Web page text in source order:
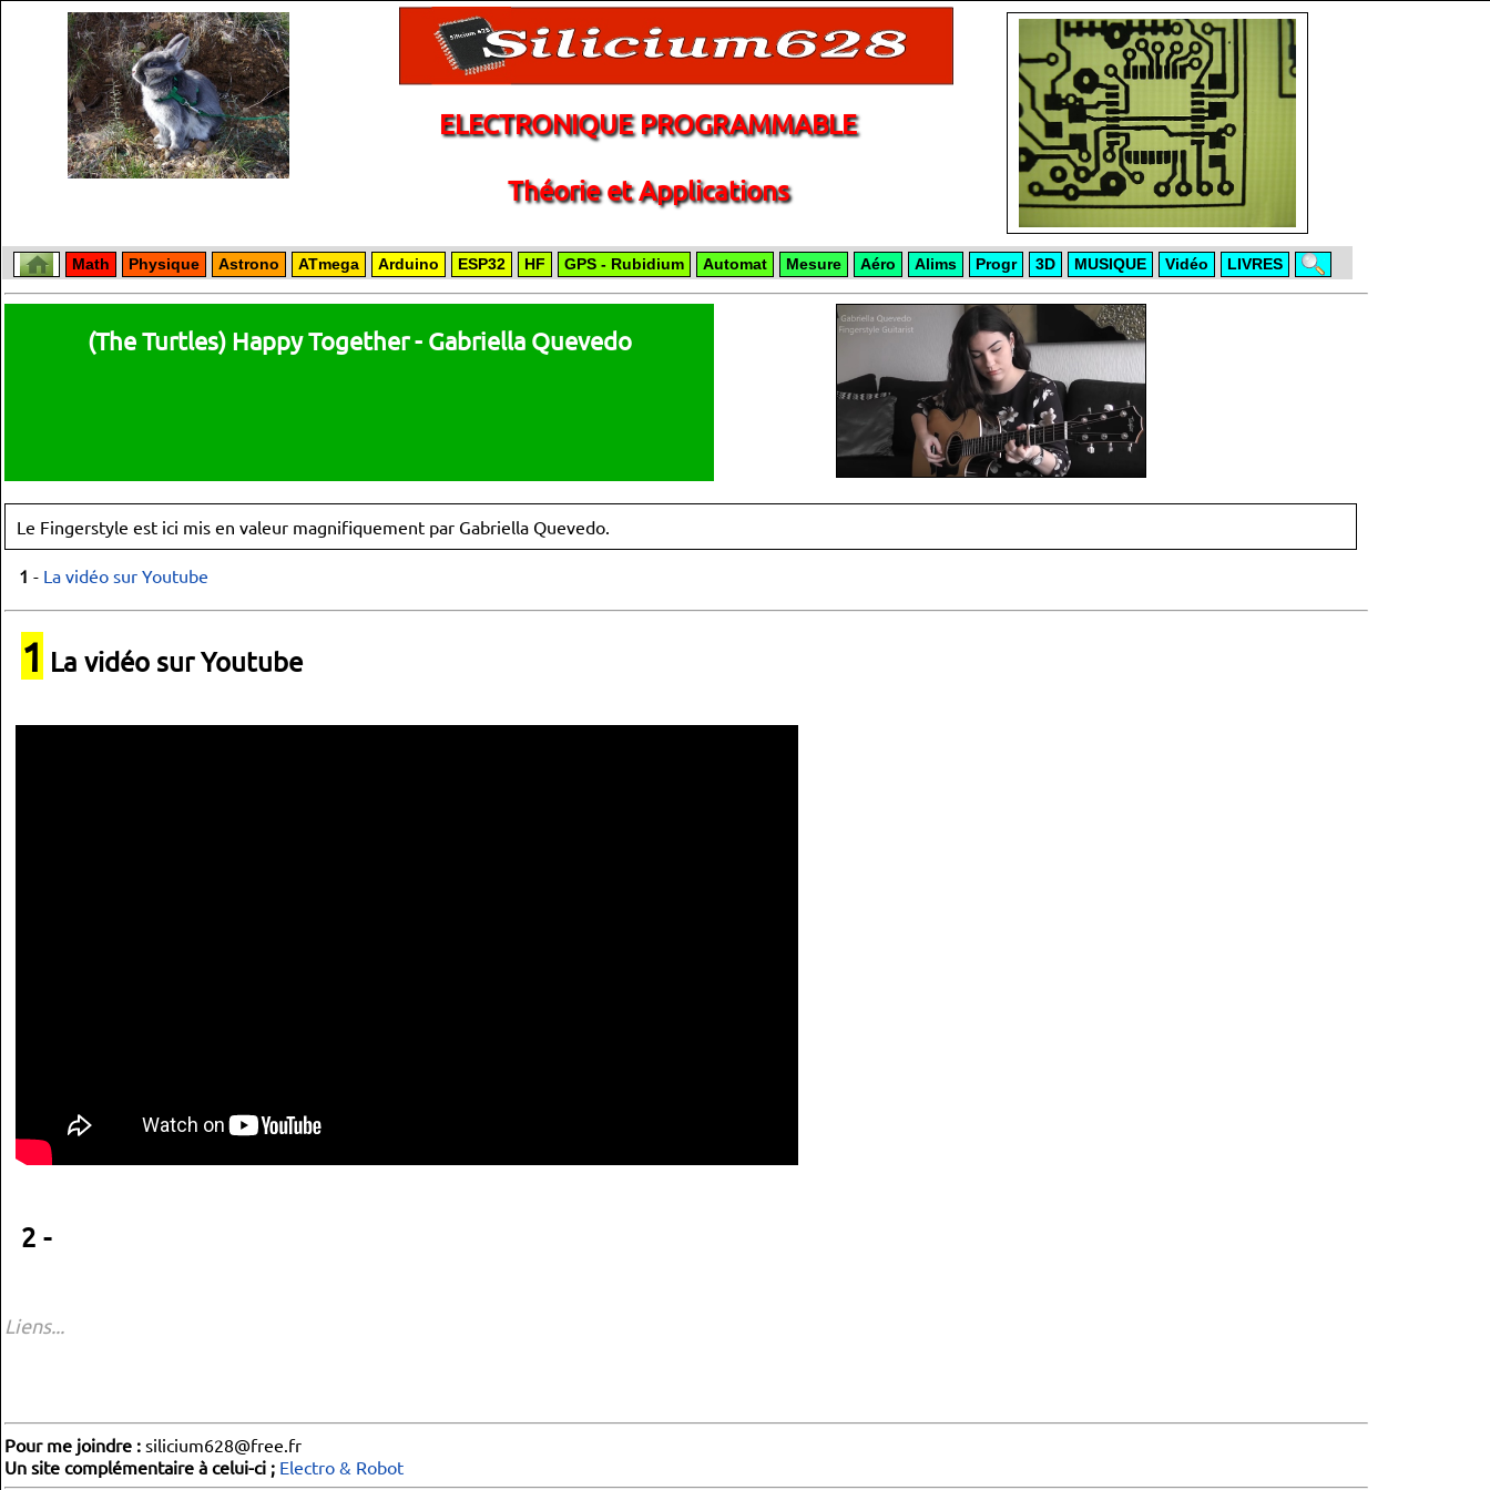
ELECTRONIQUE PROGRAMMABLE
Théorie et Applications
Math Physique Astrono ATmega Arduino ESP32 HF GPS - Rubidium Automat Mesure Aéro Alims Progr 3D MUSIQUE Vidéo LIVRES
(The Turtles) Happy Together - Gabriella Quevedo
Le Fingerstyle est ici mis en valeur magnifiquement par Gabriella Quevedo.
1 - La vidéo sur Youtube
1 La vidéo sur Youtube
2 -
Liens...
Pour me joindre : silicium628@free.fr
Un site complémentaire à celui-ci ; Electro & Robot